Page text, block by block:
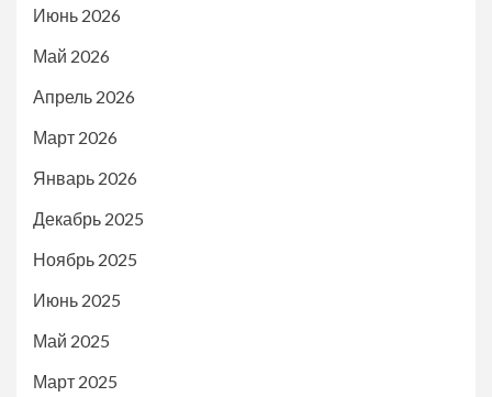
Июнь 2026
Май 2026
Апрель 2026
Март 2026
Январь 2026
Декабрь 2025
Ноябрь 2025
Июнь 2025
Май 2025
Март 2025